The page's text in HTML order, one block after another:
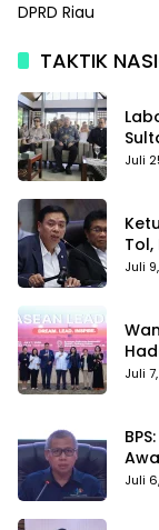
DPRD Riau
TAKTIK
Juli
Juli
Juli
Juli